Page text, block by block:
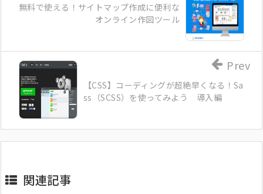
無料で使える！サイトマップ作成に便利な
オンライン作図ツール
【CSS】コーディングが超絶早くなる！Sa
ss（SCSS）を使ってみよう 導入編
Prev
関連記事